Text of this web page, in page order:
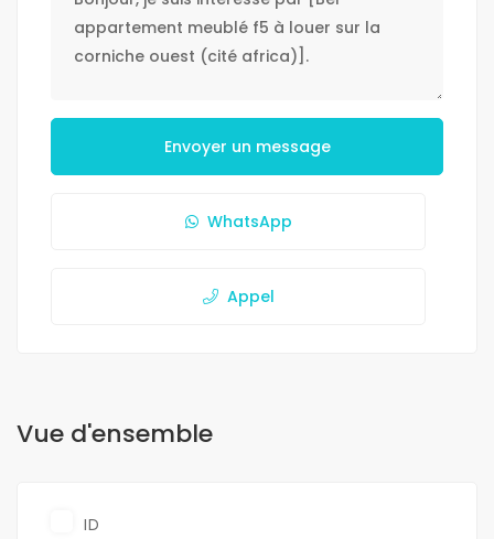
Envoyer un message
WhatsApp
Appel
Vue d'ensemble
ID